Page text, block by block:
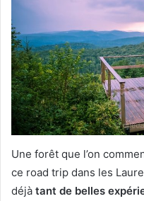
Une forêt que l’on
ce road trip dans les
déjà tant de belles